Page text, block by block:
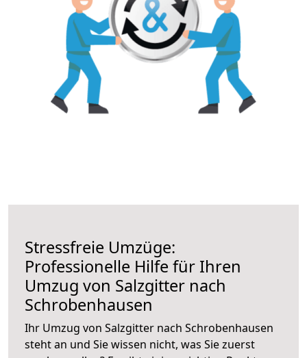
Stressfreie Umzüge:
Professionelle Hilfe für Ihren
Umzug von Salzgitter nach
Schrobenhausen
Ihr Umzug von Salzgitter nach Schrobenhausen
steht an und Sie wissen nicht, was Sie zuerst